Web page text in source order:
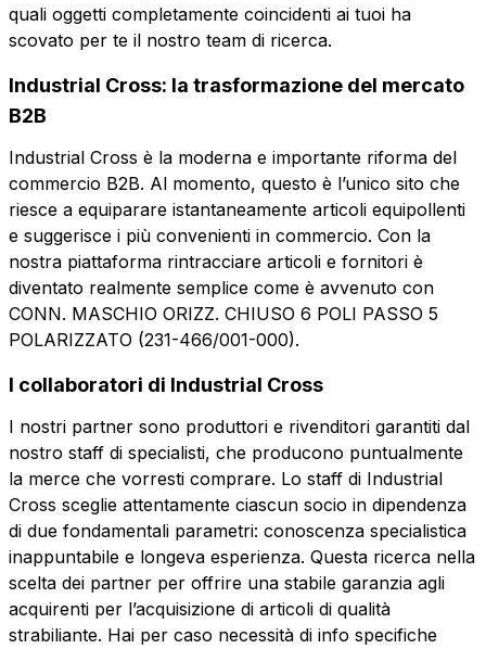
Consenso obbligatorio
Consenso profilazione Consenso terze parti
Invia la richiesta
Note
Consenso
profilazione
Consenso terze
parti
Invia la richiesta
quali oggetti completamente coincidenti ai tuoi ha
scovato per te il nostro team di ricerca.
Industrial Cross: la trasformazione del mercato
B2B
Industrial Cross è la moderna e importante riforma del
commercio B2B. Al momento, questo è l’unico sito che
riesce a equiparare istantaneamente articoli equipollenti
e suggerisce i più convenienti in commercio. Con la
nostra piattaforma rintracciare articoli e fornitori è
diventato realmente semplice come è avvenuto con
CONN. MASCHIO ORIZZ. CHIUSO 6 POLI PASSO 5
POLARIZZATO (231-466/001-000).
I collaboratori di Industrial Cross
I nostri partner sono produttori e rivenditori garantiti dal
nostro staff di specialisti, che producono puntualmente
la merce che vorresti comprare. Lo staff di Industrial
Cross sceglie attentamente ciascun socio in dipendenza
di due fondamentali parametri: conoscenza specialistica
inappuntabile e longeva esperienza. Questa ricerca nella
scelta dei partner per offrire una stabile garanzia agli
acquirenti per l’acquisizione di articoli di qualità
strabiliante. Hai per caso necessità di info specifiche